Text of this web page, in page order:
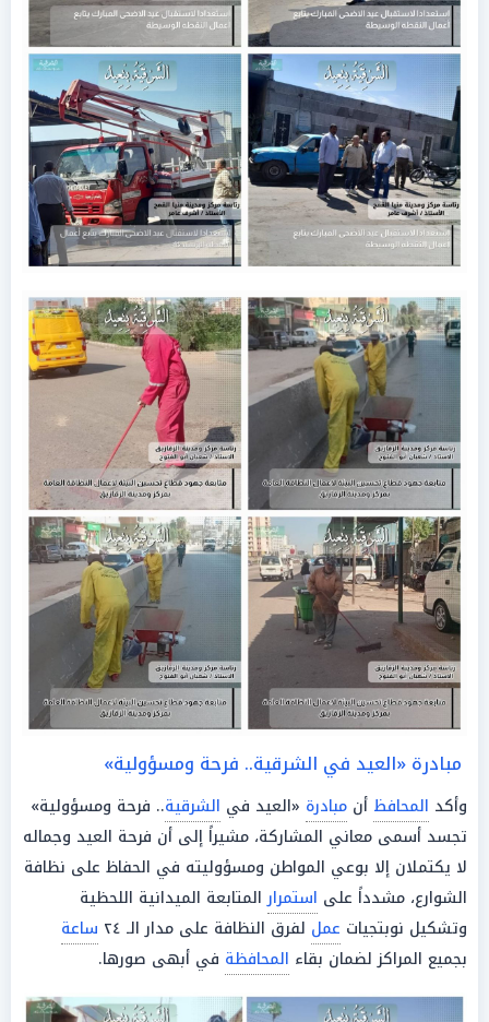
مبادرة «العيد في الشرقية.. فرحة ومسؤولية»
وأكد المحافظ أن مبادرة «العيد في الشرقية.. فرحة ومسؤولية»
تجسد أسمى معاني المشاركة، مشيراً إلى أن فرحة العيد وجماله
لا يكتملان إلا بوعي المواطن ومسؤوليته في الحفاظ على نظافة
الشوارع، مشدداً على استمرارالمتابعة الميدانية اللحظية
وتشكيل نوبتجيات عمل لفرق النظافة على مدار الـ ٢٤
ساعة
بجميع المراكز لضمان بقاء المحافظة في أبهى صورها.